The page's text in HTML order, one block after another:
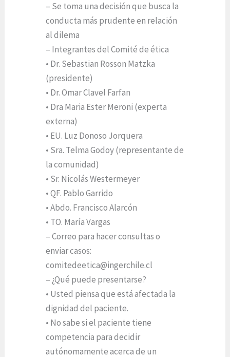
– Se toma una decisión que busca la
conducta más prudente en relación
al dilema
– Integrantes del Comité de ética
• Dr. Sebastian Rosson Matzka
(presidente)
• Dr. Omar Clavel Farfan
• Dra Maria Ester Meroni (experta
externa)
• EU. Luz Donoso Jorquera
• Sra. Telma Godoy (representante de
la comunidad)
• Sr. Nicolás Westermeyer
• QF. Pablo Garrido
• Abdo. Francisco Alarcón
• TO. María Vargas
– Correo para hacer consultas o
enviar casos:
comitedeetica@ingerchile.cl
– ¿Qué puede presentarse?
• Usted piensa que está afectada la
dignidad del paciente.
• No sabe si el paciente tiene
competencia para decidir
autónomamente acerca de un